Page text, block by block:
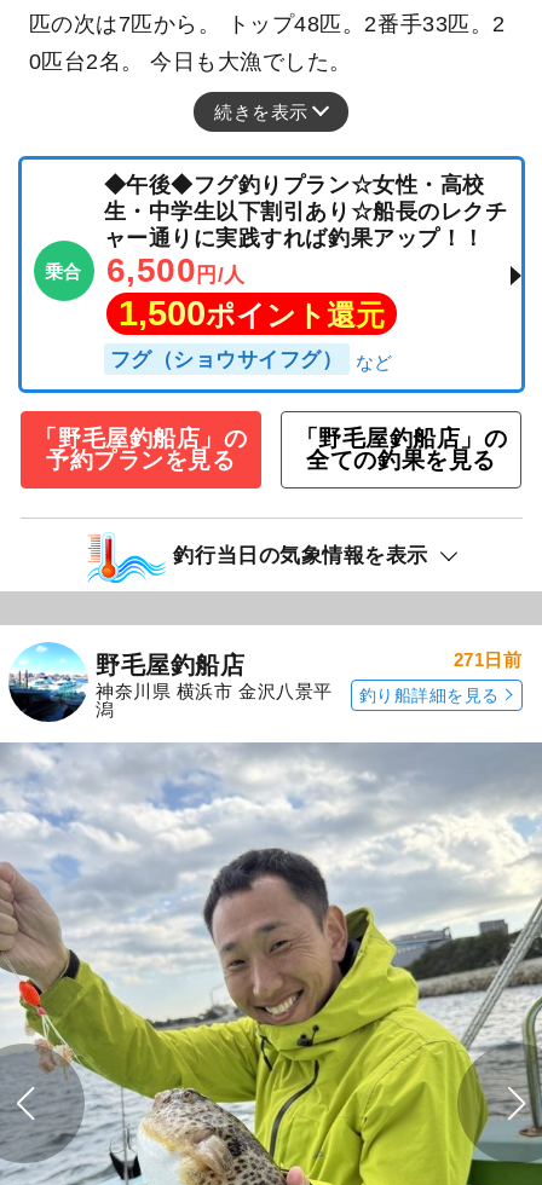
匹の次は7匹から。 トップ48匹。2番手33匹。2
0匹台2名。 今日も大漁でした。
続きを表示
乗合
◆午後◆フグ釣りプラン☆女性・高校
生・中学生以下割引あり☆船長のレクチ
ャー通りに実践すれば釣果アップ！！
6,500 円/人
1,500ポイント還元
フグ（ショウサイフグ）
「野毛屋釣船店」の
予約プランを見る
「野毛屋釣船店」の
全ての釣果を見る
釣行当日の気象情報を表示
野毛屋釣船店
神奈川県 横浜市 金沢八景平
潟
271日前
釣り船詳細を見る